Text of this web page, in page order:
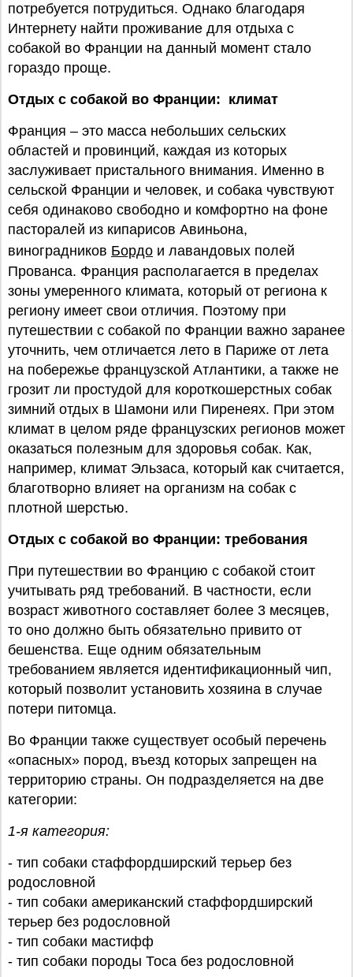
потребуется потрудиться. Однако благодаря
Интернету найти проживание для отдыха с
собакой во Франции на данный момент стало
гораздо проще.
Отдых с собакой во Франции: климат
Франция – это масса небольших сельских
областей и провинций, каждая из которых
заслуживает пристального внимания. Именно в
сельской Франции и человек, и собака чувствуют
себя одинаково свободно и комфортно на фоне
пасторалей из кипарисов Авиньона,
виноградников Бордо и лавандовых полей
Прованса. Франция располагается в пределах
зоны умеренного климата, который от региона к
региону имеет свои отличия. Поэтому при
путешествии с собакой по Франции важно заранее
уточнить, чем отличается лето в Париже от лета
на побережье французской Атлантики, а также не
грозит ли простудой для короткошерстных собак
зимний отдых в Шамони или Пиренеях. При этом
климат в целом ряде французских регионов может
оказаться полезным для здоровья собак. Как,
например, климат Эльзаса, который как считается,
благотворно влияет на организм на собак с
плотной шерстью.
Отдых с собакой во Франции: требования
При путешествии во Францию с собакой стоит
учитывать ряд требований. В частности, если
возраст животного составляет более 3 месяцев,
то оно должно быть обязательно привито от
бешенства. Еще одним обязательным
требованием является идентификационный чип,
который позволит установить хозяина в случае
потери питомца.
Во Франции также существует особый перечень
«опасных» пород, въезд которых запрещен на
территорию страны. Он подразделяется на две
категории:
1-я категория:
- тип собаки стаффордширский терьер без
родословной
- тип собаки американский стаффордширский
терьер без родословной
- тип собаки мастифф
- тип собаки породы Тоса без родословной